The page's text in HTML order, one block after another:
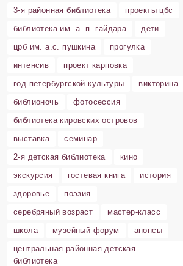
3-я районная библиотека
проекты цбс
библиотека им. а. п. гайдара
дети
црб им. а.с. пушкина
прогулка
интенсив
проект карповка
год петербургской культуры
викторина
библионочь
фотосессия
библиотека кировских островов
выставка
семинар
2-я детская библиотека
кино
экскурсия
гостевая книга
история
здоровье
поэзия
серебряный возраст
мастер-класс
школа
музейный форум
анонсы
центральная районная детская
библиотека